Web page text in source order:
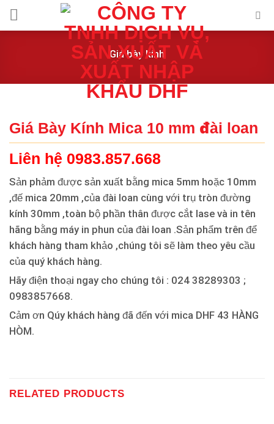
Skip
Giá bày kính
Giá Bày Kính Mica 10 mm đài loan
Liên hệ 0983.857.668
Sản phảm được sản xuất bằng mica 5mm hoặc 10mm
,đế mica 20mm ,của đài loan cùng với trụ tròn đường
kính 30mm ,toàn bộ phần thân được cắt lase và in tên
hãng bằng máy in phun của đài loan .Sản phẩm trên để
khách hàng tham khảo ,chúng tôi sẽ làm theo yêu cầu
của quý khách hàng.
Hãy điện thoại ngay cho chúng tôi : 024 38289303 ;
0983857668.
Cảm ơn Qúy khách hàng đã đến với mica DHF 43 HÀNG
HÒM.
RELATED PRODUCTS